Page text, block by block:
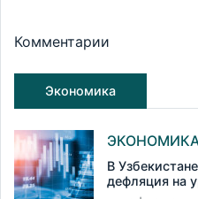
Комментарии
Экономика
В
дефляция на